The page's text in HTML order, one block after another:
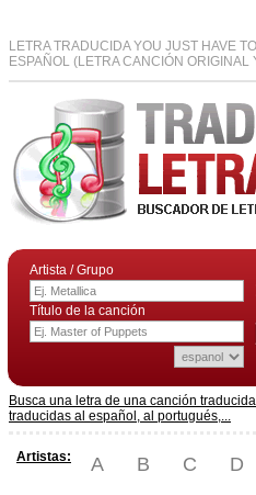
LETRA TRADUCIDA YOU JUST HAVE
ESPAÑOL (LETRA CANCIÓN ORIGINAL
Artista / Grupo
Título de la canción
Busca una letra de una canción
traducidas al español, al portugués,...
Artistas: A B C D